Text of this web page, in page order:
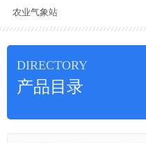
农业气象站
DIRECTORY
产品目录